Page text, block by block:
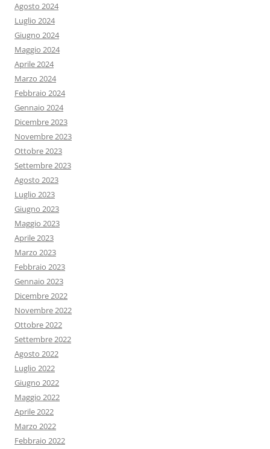
Agosto 2024
Luglio 2024
Giugno 2024
Maggio 2024
Aprile 2024
Marzo 2024
Febbraio 2024
Gennaio 2024
Dicembre 2023
Novembre 2023
Ottobre 2023
Settembre 2023
Agosto 2023
Luglio 2023
Giugno 2023
Maggio 2023
Aprile 2023
Marzo 2023
Febbraio 2023
Gennaio 2023
Dicembre 2022
Novembre 2022
Ottobre 2022
Settembre 2022
Agosto 2022
Luglio 2022
Giugno 2022
Maggio 2022
Aprile 2022
Marzo 2022
Febbraio 2022